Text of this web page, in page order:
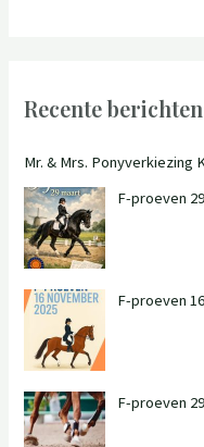
Recente berichten
Mr. & Mrs. Ponyverkiezing
F-proeven
F-proeven
F-proeven